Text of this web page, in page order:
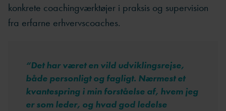
konkrete coachingværktøjer i praksis og supervision
fra erfarne erhvervscoaches.
“Det har været en vild udviklingsrejse,
både personligt og fagligt. Nærmest et
kvantespring i min forståelse af, hvem jeg
er som leder, og hvad god ledelse